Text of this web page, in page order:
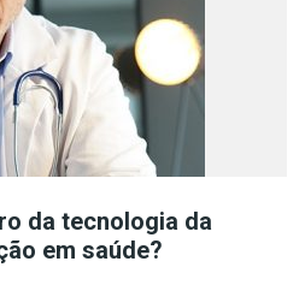
da tecnologia da
em saúde?